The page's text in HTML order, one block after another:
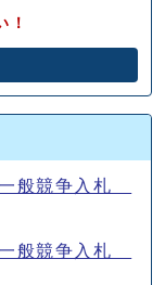
！
般競争入札
般競争入札